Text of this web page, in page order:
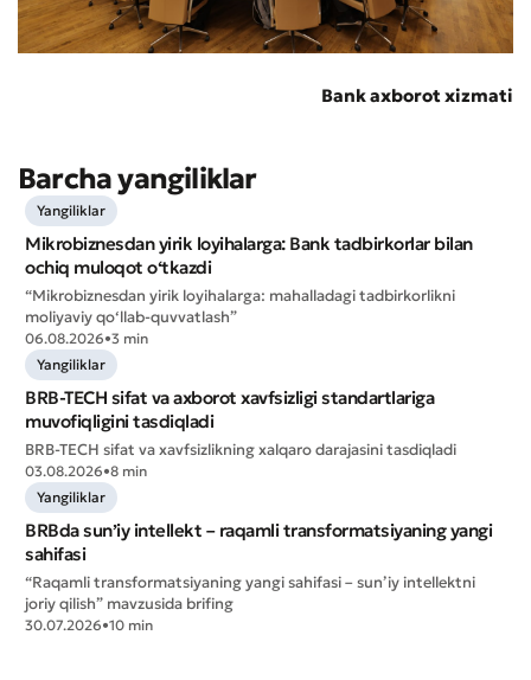
Yuborish
Murojaat qoldirish
* Barcha maydonlar to'ldirilishi shart
Yuborish
Bank axborot xizmati
Barcha yangiliklar
Yangiliklar
Mikrobiznesdan yirik loyihalarga: Bank tadbirkorlar bilan
ochiq muloqot o‘tkazdi
“Mikrobiznesdan yirik loyihalarga: mahalladagi tadbirkorlikni
moliyaviy qo‘llab-quvvatlash”
06.08.2026•3 min
Yangiliklar
BRB-TECH sifat va axborot xavfsizligi standartlariga
muvofiqligini tasdiqladi
BRB-TECH sifat va xavfsizlikning xalqaro darajasini tasdiqladi
03.08.2026•8 min
Yangiliklar
BRBda sun’iy intellekt – raqamli transformatsiyaning yangi
sahifasi
“Raqamli transformatsiyaning yangi sahifasi – sun’iy intellektni
joriy qilish” mavzusida brifing
30.07.2026•10 min